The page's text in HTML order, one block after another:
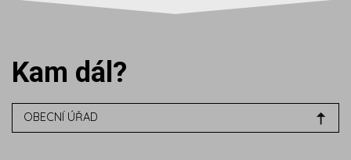
Kam dál?
OBECNÍ ÚŘAD